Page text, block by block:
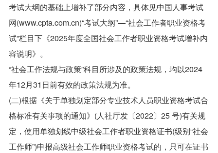
考试大纲的基础上增补了部分内容，具体见中国人事考试
网(www.cpta.com.cn)“考试大纲”—“社会工作者职业资格考
试”栏目下《2025年度全国社会工作者职业资格考试增补内
容说明》。
“社会工作法规与政策”科目所涉及的政策法规，均以2024
年12月31日前有效的政策法规为准。
(二)根据《关于单独划定部分专业技术人员职业资格考试合
格标准有关事项的通知》(人社厅发〔2022〕25 号)有关规
定，使用单独划线中级社会工作者职业资格证书(级别“社会
工作师”)申报高级社会工作师职业资格考试的，只可在证书